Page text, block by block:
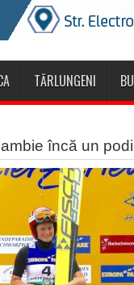
TĂRLUNGENI
încă un